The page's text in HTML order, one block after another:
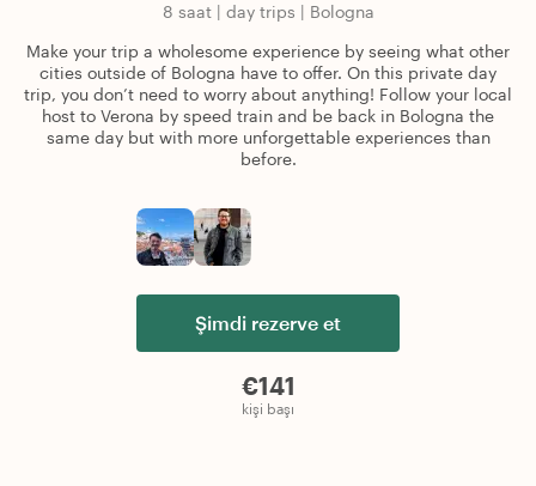
8 saat| day trips | Bologna
Make your trip a wholesome experience by seeing what other
cities outside of Bologna have to offer. On this private day
trip, you don’t need to worry about anything! Follow your local
host to Verona by speed train and be back in Bologna the
same day but with more unforgettable experiences than
before.
Şimdi rezerve et
€141
kişi başı